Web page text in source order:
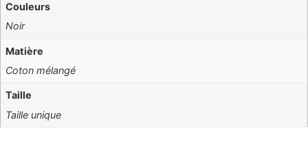
Couleurs
Noir
Matière
Coton mélangé
Taille
Taille unique